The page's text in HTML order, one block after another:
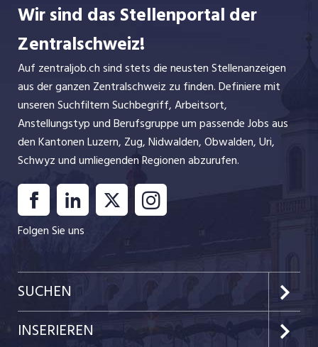
Wir sind das Stellenportal der
Zentralschweiz!
Auf zentraljob.ch sind stets die neusten Stellenanzeigen
aus der ganzen Zentralschweiz zu finden. Definiere mit
unseren Suchfiltern Suchbegriff, Arbeitsort,
Anstellungstyp und Berufsgruppe um passende Jobs aus
den Kantonen Luzern, Zug, Nidwalden, Obwalden, Uri,
Schwyz und umliegenden Regionen abzurufen.
Folgen Sie uns
SUCHEN
Kanton Luzern
INSERIEREN